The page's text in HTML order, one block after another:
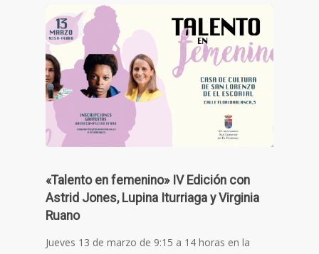
«Talento en femenino» IV Edición con
Astrid Jones, Lupina Iturriaga y Virginia
Ruano
Jueves 13 de marzo de 9:15 a 14 horas en la